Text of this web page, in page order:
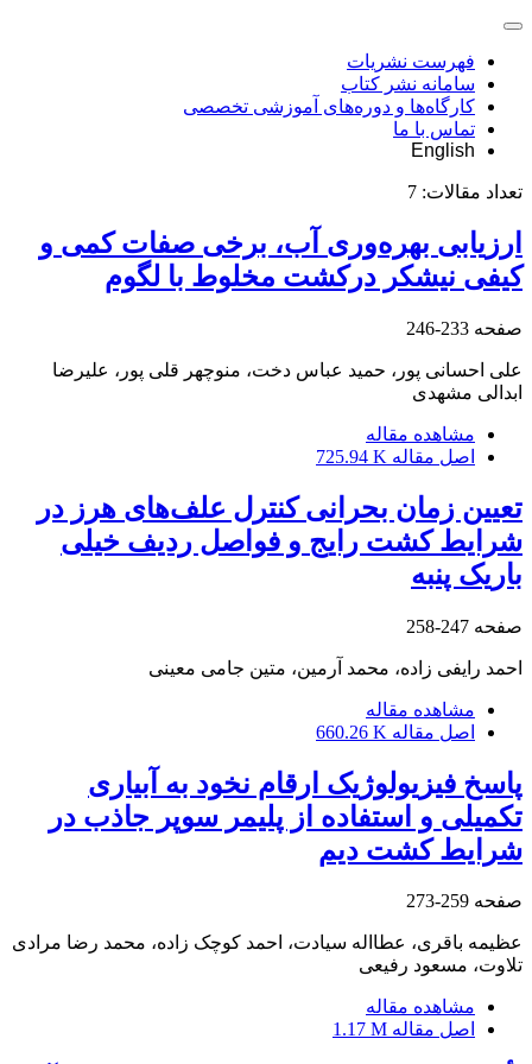
فهرست نشریات
سامانه نشر کتاب
کارگاه‌ها و دوره‌های آموزشی تخصصی
تماس با ما
English
تعداد مقالات: 7
ارزیابی بهره‌وری آب، برخی صفات کمی و
کیفی نیشکر درکشت مخلوط با لگوم
صفحه 233-246
علی احسانی پور، حمید عباس دخت، منوچهر قلی پور، علیرضا
ابدالی مشهدی
مشاهده مقاله
اصل مقاله 725.94 K
تعیین زمان بحرانی کنترل علف‌های هرز در
شرایط کشت رایج و فواصل ردیف خیلی
باریک پنبه
صفحه 247-258
احمد رایفی زاده، محمد آرمین، متین جامی معینی
مشاهده مقاله
اصل مقاله 660.26 K
پاسخ فیزیولوژیک ارقام نخود به آبیاری
تکمیلی و استفاده از پلیمر سوپر جاذب در
شرایط کشت دیم
صفحه 259-273
عظیمه باقری، عطااله سیادت، احمد کوچک زاده، محمد رضا مرادی
تلاوت، مسعود رفیعی
مشاهده مقاله
اصل مقاله 1.17 M